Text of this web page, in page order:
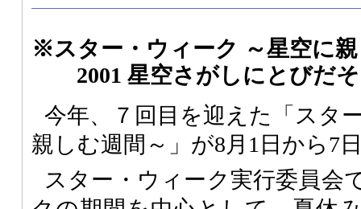
※スター・ウィーク ～星空に
2001 星空さがしにとびだそ
今年、７回目を迎えた「スタ
親しむ週間～」が8月1日から7
スター・ウィーク実行委員会